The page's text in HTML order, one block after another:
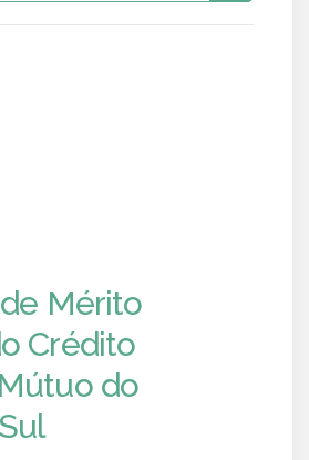
de Mérito
Crédito
do